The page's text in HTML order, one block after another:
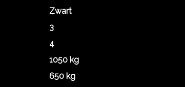
Zwart
3
4
1050 kg
650 kg